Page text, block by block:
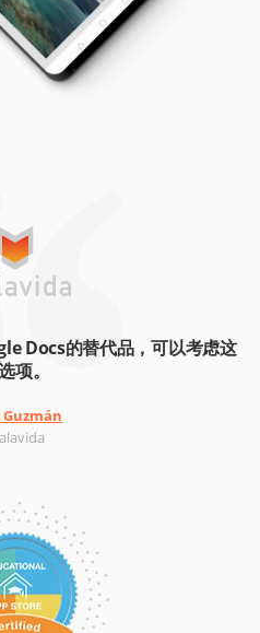
Docs的替代品，可以考虑这
项。
Guzmán